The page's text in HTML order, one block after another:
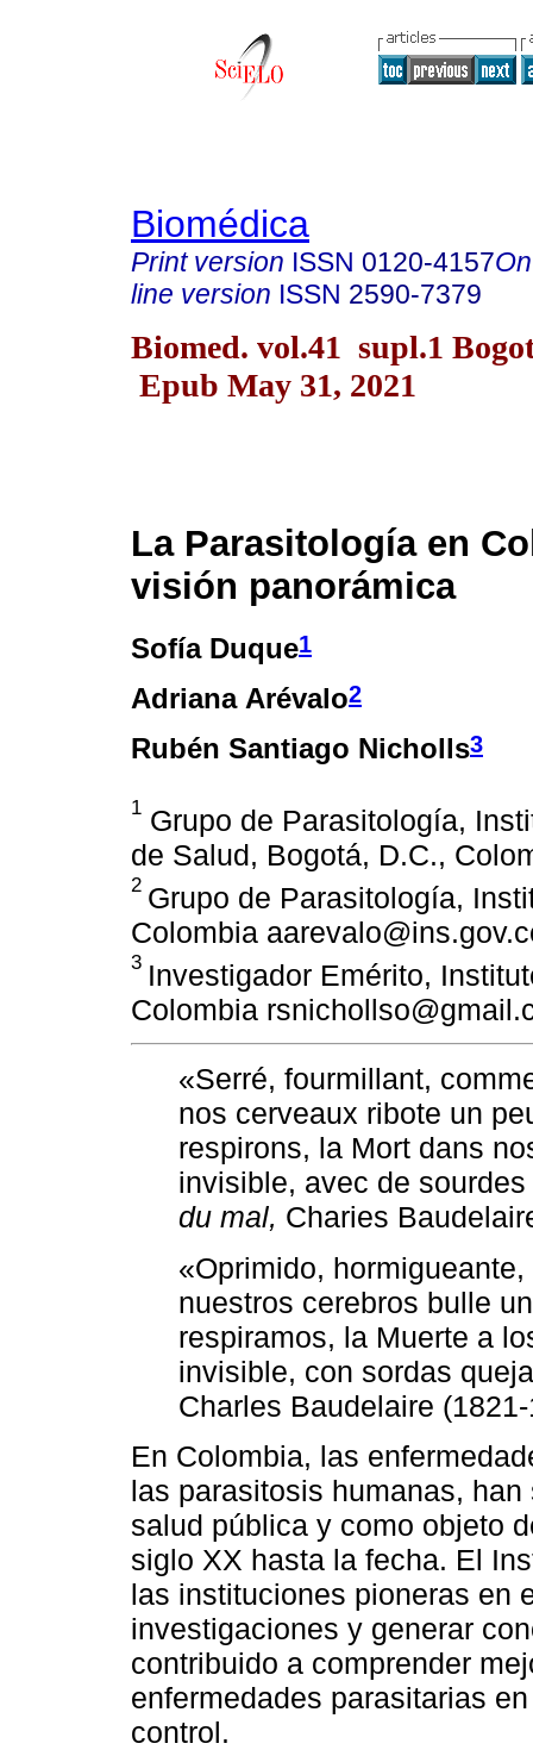
Biomédica
Print version ISSN 0120-4157
line version ISSN 2590-7379
Biomed. vol.41 supl.1
Epub May 31, 2021
La Parasitología en
visión panorámica
Sofía Duque1
Adriana Arévalo2
Rubén Santiago Nicholls3
1 Grupo de Parasitología,
de Salud, Bogotá, D.C.,
2 Grupo de Parasitología,
Colombia
3 Investigador Emérito,
Colombia
«Serré, fourmillant,
nos cerveaux ribote un
respirons, la Mort dans
invisible, avec de
du mal, Charies
«Oprimido,
nuestros cerebros bulle
respiramos, la Muerte a
invisible, con sordas
Charles Baudelaire
En Colombia, las
las parasitosis humanas,
salud pública y como objeto
siglo XX hasta la fecha. El
las instituciones pioneras en
investigaciones y generar
contribuido a comprender
enfermedades parasitarias
control.